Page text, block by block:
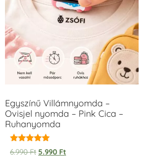
Egyszínű Villámnyomda –
Ovisjel nyomda – Pink Cica –
Ruhanyomda
Értékelés:
5.00
6.990Ft 5.990 Ft